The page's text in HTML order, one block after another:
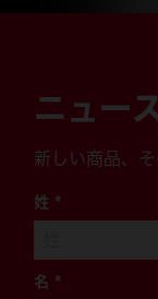
ニュー
新しい商品、
姓 *
名 *